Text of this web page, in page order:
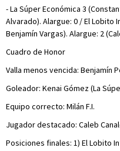
- La Súper Económica 3
Alvarado). Alargue: 0 / El Lobito
Benjamín Vargas). Alargue: 2
Cuadro de Honor
Valla menos vencida: Benjamín
Goleador: Kenai Gómez (La
Equipo correcto: Milán F.I.
Jugador destacado: Caleb
Posiciones finales: 1) El Lobito